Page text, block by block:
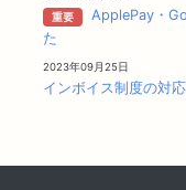
重要
ApplePay・
た
2023年09月25日
インボイス制度の対